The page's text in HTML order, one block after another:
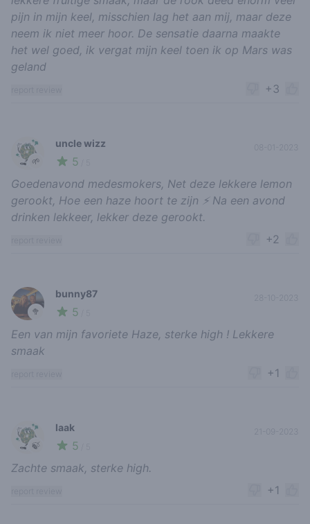
pijn in mijn keel, misschien lag het aan mij, maar deze
neem ik niet meer hoor. De sensatie daarna maakte
het wel goed, ik vergat mijn keel toen ik op Mars was
geland
+3
🌱
uncle wizz
5
08-01-2023
Goedenavond medesmokers, Net deze lekkere lemon
gerookt, Hoe een haze hoort te zijn ⚡️ Na een avond
drinken lekkeer, lekker deze gerookt.
+2
🥦
bunny87
5
28-10-2023
Een van mijn favoriete Haze, sterke high ! Lekkere
smaak
+1
🍃
laak
5
21-09-2023
Zachte smaak, sterke high.
+1